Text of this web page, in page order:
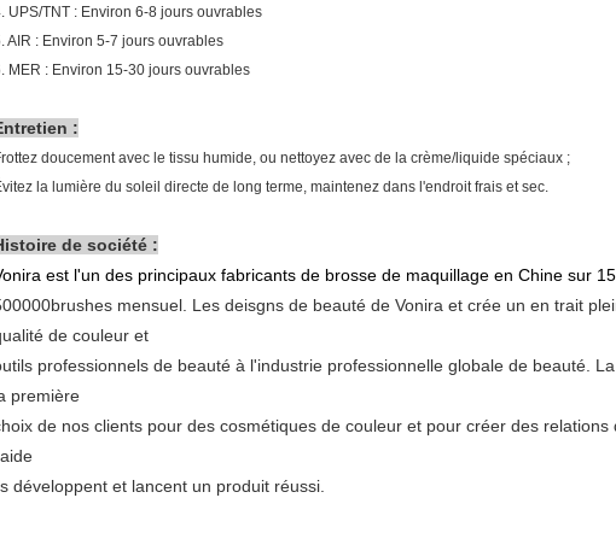
UPS/TNT : Environ 6-8 jours ouvrables
AIR : Environ 5-7 jours ouvrables
MER : Environ 15-30 jours ouvrables
:
doucement avec le tissu humide, ou nettoyez avec de la crème/liquide spéciaux ;
la lumière du soleil directe de long terme, maintenez dans l'endroit frais et sec.
de société :
est l'un des principaux fabricants de brosse de maquillage en Chine sur
mensuel. Les deisgns de beauté de Vonira et crée un en trait
de couleur et
professionnels de beauté à l'industrie professionnelle globale de beauté.
première
de nos clients pour des cosmétiques de couleur et pour créer des
développent et lancent un produit réussi.